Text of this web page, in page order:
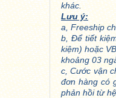
khác.
Lưu ý:
a, Freeship
b, Để tiết
kiệm) hoặc
khoảng 03
c, Cước vận
đơn hàng có
phản hồi từ